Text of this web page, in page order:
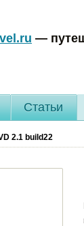
—
Статьи
2.1 build22